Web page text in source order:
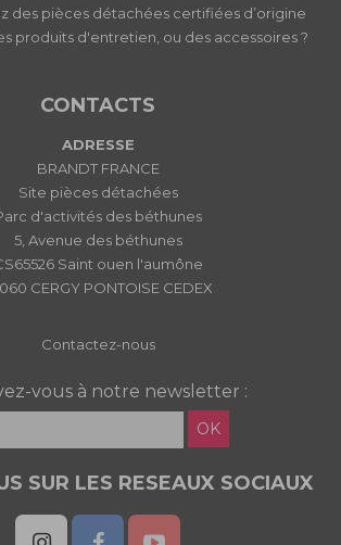
des pièces détachées certifiées d’origine
produits d'entretien, ou des accessoires ?
CONTACTS
ADRESSE
BRANDT FRANCE
Site pièces détachées
d'activités des béthunes
5, Avenue des béthunes
Saint ouen l'aumône
CERGY PONTOISE CEDEX
Contactez-nous
vous à notre newsletter :
OK
SUR LES RESEAUX SOCIAUX